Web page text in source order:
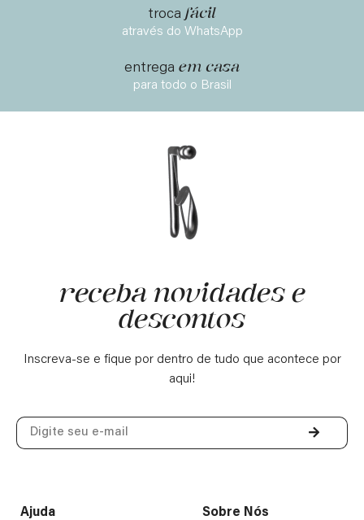
troca fácil
através do WhatsApp
entrega em casa
para todo o Brasil
receba novidades e
descontos
Inscreva-se e fique por dentro de tudo que acontece por
aqui!
Ajuda Sobre Nós